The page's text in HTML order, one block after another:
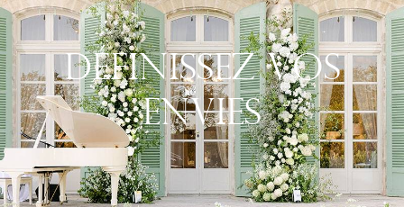
Définissez Vos
Envies